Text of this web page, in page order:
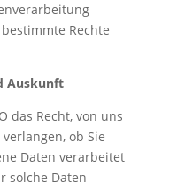
Rechte
Auskunft
das Recht, von uns
ob Sie
Daten verarbeitet
solche Daten